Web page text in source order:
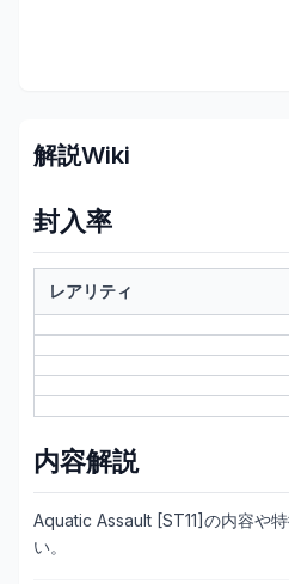
解説Wiki
封入率
レアリティ
内容解説
Aquatic Assault [ST11]の内容や
い。